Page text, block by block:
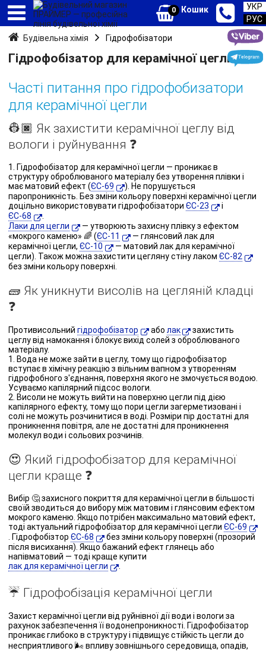
0 Кошик
УКР
РУС
Будівельна хімія
Гідрофобізатори
Гідрофобізатор для керамічної цегли
Часті питання про гідрофобизатори
для керамічної цегли
👷🏿 Як захистити керамічної цеглу від
вологи і руйнування ❓
1. Гідрофобізатор для керамічної цегли — проникає в
структуру оброблюваного матеріалу без утворення плівки і
має матовий ефект (ЄС-69
). Не порушується
паропроникність. Без зміни кольору поверхні керамічної цегли
доцільно використовувати гідрофобізатори ЄС-23
і
ЄС-68
.
Лаки для цегли
— утворюють захисну плівку з ефектом
«мокрого каменю» 🌈 (ЄС-11
— глянсовий лак для
керамічної цегли, ЄС-10
— матовий лак для керамічної
цегли). Також можна захистити цегляну стіну лаком ЄС-82
без зміни кольору поверхні.
🧱 Як уникнути висолів на цегляній кладці
❓
Противисольний гідрофобізатор або лак
захистить
цеглу від намокання і блокує вихід солей з оброблюваного
матеріалу.
1. Вода не може зайти в цеглу, тому що гідрофобізатор
вступає в хімічну реакцію з вільним вапном з утворенням
гідрофобного з'єднання, поверхня якого не змочується водою.
Усуваємо капілярний підсос вологи.
2. Висоли не можуть вийти на поверхню цегли під дією
капілярного ефекту, тому що пори цегли загерметизовані і
солі не можуть розчинитися в воді. Розміри пір достатні для
проникнення повітря, але не достатні для проникнення
молекул води і сольових розчинів.
😍 Який гідрофобізатор для керамічної
цегли краще ❓
Вибір 🤔 захисного покриття для керамічної цегли в більшості
своїй зводиться до вибору між матовим і глянсовим ефектом
мокрого каменю. Якщо потрібен максимально матовий ефект,
тоді актуальний гідрофобізатор для керамічної цегли ЄС-69
. Гідрофобізтор ЄС-68
без зміни кольору поверхні (прозорий
після висихання). Якщо бажаний ефект глянець або
напівматовий — тоді краще купити
лак для керамічної цегли
.
☔️ Гідрофобізація керамічної цегли
Захист керамічної цегли від руйнівної дії води і вологи за
рахунок забезпечення її водонепроникності. Гідрофобізатор
проникає глибоко в структуру і підвищує стійкість цегли до
несприятливого 🌬️ впливу зовнішнього середовища, опадів,